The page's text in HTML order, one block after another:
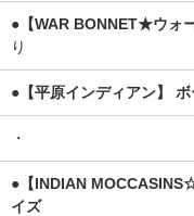
●【WAR BONNET★ウォ
り
●【平原インディアン】
・
●【INDIAN
イズ